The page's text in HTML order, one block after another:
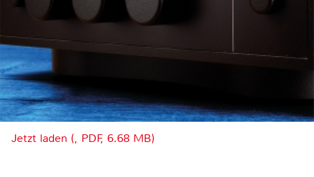
Jetzt laden (, PDF, 6.68 MB)